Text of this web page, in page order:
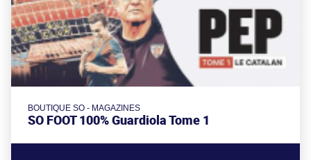
BOUTIQUE SO - MAGAZINES
SO FOOT 100% Guardiola Tome 1